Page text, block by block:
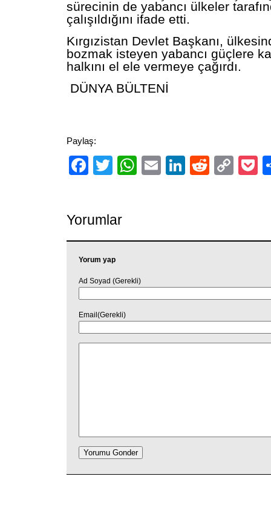
sürecinin de yabancı ülkeler
çalışıldığını ifade etti.
Kırgızistan Devlet Başkanı,
bozmak isteyen yabancı güçlere
halkını el ele vermeye çağırdı.
DÜNYA BÜLTENİ
Paylaş:
Facebook
TwitterWhatsApp
EmailLinkedIn
Reddit
Yorumlar
Yorum yap
Ad Soyad (Gerekli)
Email(Gerekli)